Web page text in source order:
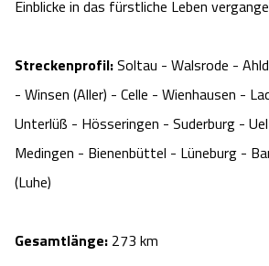
Angebote
Urlaub mit Hund
Urlaub auf dem
Veranstaltungen
Abenteuerland
Einblicke in das fürstliche Leben
Streckenprofil:Soltau - Walsrode -
- Winsen (Aller) - Celle - Wienhausen -
Unterlüß - Hösseringen - Suderburg -
Medingen - Bienenbüttel - Lüneburg -
(Luhe)
Gesamtlänge: 273 km